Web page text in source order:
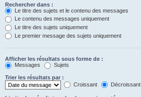
Rechercher dans :
Le titre des sujets et le contenu des messages
Le contenu des messages uniquement
Le titre des sujets uniquement
Le premier message des sujets uniquement
Afficher les résultats sous forme de :
Messages
Sujets
Trier les résultats par :
Croissant
Décroissant